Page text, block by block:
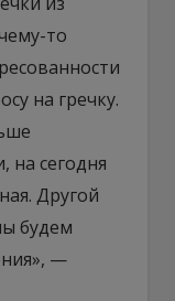
то
на гречку.
на сегодня
Другой
будем
—